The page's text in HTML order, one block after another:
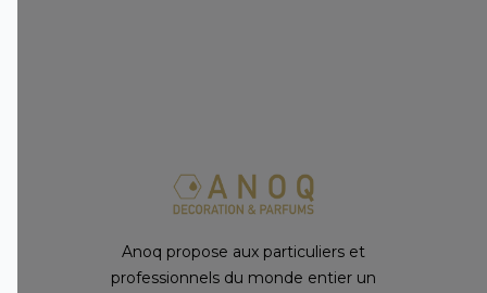
Anoq propose aux particuliers et
professionnels du monde entier un